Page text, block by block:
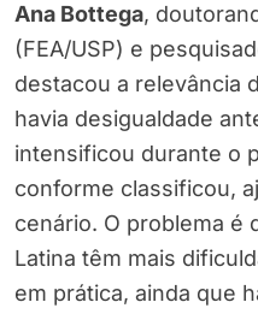
Ana Bottega,
(FEA/USP) e
destacou a relevância
havia desigualdade
intensificou durante o
conforme classificou,
cenário. O problema é
Latina têm mais
em prática, ainda que